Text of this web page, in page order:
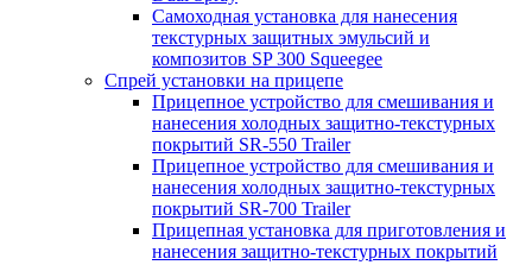
Самоходная установка для нанесения
текстурных защитных эмульсий и
композитов SP 300 Squeegee
Спрей установки на прицепе
Прицепное устройство для смешивания и
нанесения холодных защитно-текстурных
покрытий SR-550 Trailer
Прицепное устройство для смешивания и
нанесения холодных защитно-текстурных
покрытий SR-700 Trailer
Прицепная установка для приготовления и
нанесения защитно-текстурных покрытий